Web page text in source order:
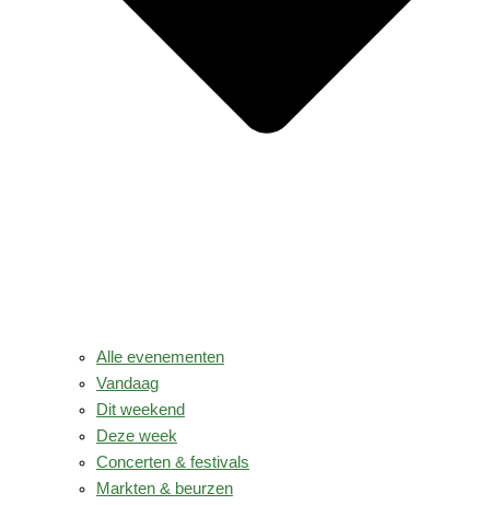
Alle evenementen
Vandaag
Dit weekend
Deze week
Concerten & festivals
Markten & beurzen